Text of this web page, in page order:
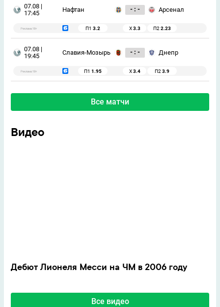
07.08 |
17:45
Нафтан - : - Арсенал
Реклама 18+ П1 3.2 Х 3.3 П2 2.23
07.08 |
19:45
Славия-Мозырь - : - Днепр
Реклама 18+ П1 1.95 Х 3.4 П2 3.9
Все матчи
Видео
Дебют Лионеля Месси на ЧМ в 2006 году
Все видео